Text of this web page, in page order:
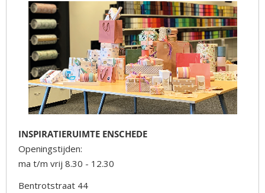
INSPIRATIERUIMTE ENSCHEDE
Openingstijden:
ma t/m vrij 8.30 - 12.30
Bentrotstraat 44